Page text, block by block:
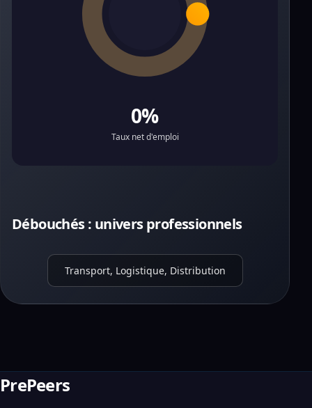
0%
Taux net d'emploi
Débouchés : univers professionnels
Transport, Logistique, Distribution
PrePeers